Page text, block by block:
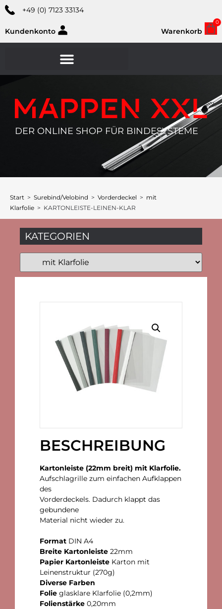
+49 (0) 7123 33134
Kundenkonto Warenkorb
0
DER ONLINE SHOP FÜR BINDESYSTEME
Start > Surebind/Velobind > Vorderdeckel > mit
Klarfolie > KARTONLEISTE-LEINEN-KLAR
KATEGORIEN
BESCHREIBUNG
Kartonleiste (22mm breit) mit Klarfolie.
Aufschlagrille zum einfachen Aufklappen
des
Vorderdeckels. Dadurch klappt das
gebundene
Material nicht wieder zu.
Format DIN A4
Breite Kartonleiste 22mm
Papier Kartonleiste Karton mit
Leinenstruktur (270g)
Diverse Farben
Folie glasklare Klarfolie (0,2mm)
Folienstärke 0,20mm